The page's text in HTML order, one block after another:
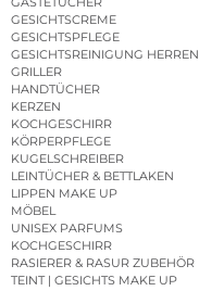
GESICHTSCREME
GESICHTSPFLEGE
GESICHTSREINIGUNG HERREN
GRILLER
HANDTÜCHER
KERZEN
KOCHGESCHIRR
KÖRPERPFLEGE
KUGELSCHREIBER
LEINTÜCHER & BETTLAKEN
LIPPEN MAKE UP
MÖBEL
UNISEX PARFUMS
KOCHGESCHIRR
RASIERER & RASUR ZUBEHÖR
TEINT | GESICHTS MAKE UP